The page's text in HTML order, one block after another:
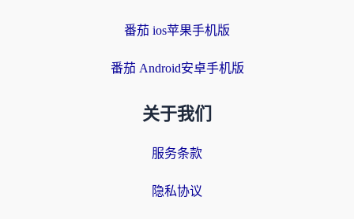
番茄 ios苹果手机版
番茄 Android安卓手机版
关于我们
服务条款
隐私协议